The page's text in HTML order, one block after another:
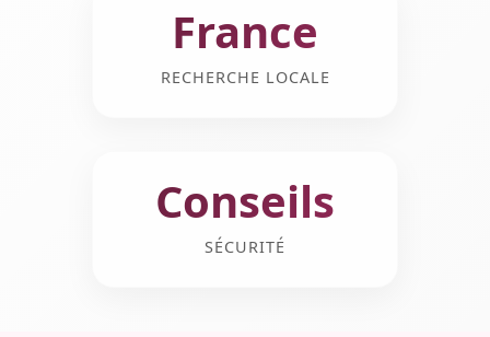
France
RECHERCHE LOCALE
Conseils
SÉCURITÉ